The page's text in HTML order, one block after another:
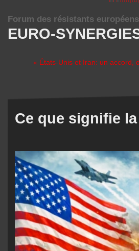
EURO-
Forum des résistants européens
« États-Unis et Iran: un accord,
Ce que signifie